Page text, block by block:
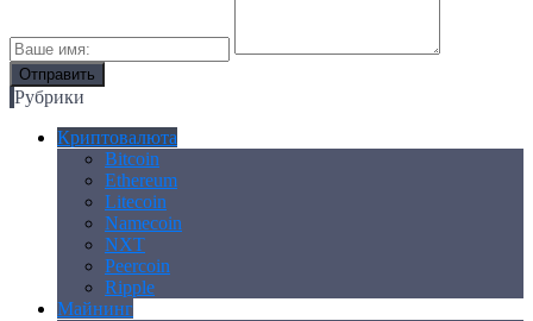
Рубрики
Криптовалюта
Bitcoin
Ethereum
Litecoin
Namecoin
NXT
Peercoin
Ripple
Майнинг